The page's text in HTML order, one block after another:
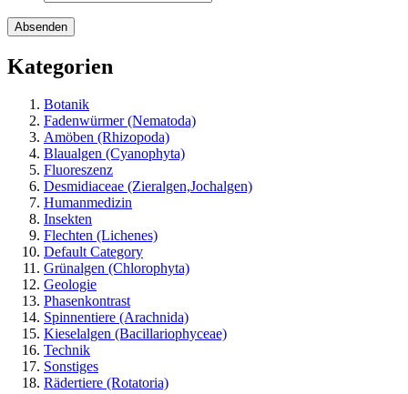
Kategorien
Botanik
Fadenwürmer (Nematoda)
Amöben (Rhizopoda)
Blaualgen (Cyanophyta)
Fluoreszenz
Desmidiaceae (Zieralgen,Jochalgen)
Humanmedizin
Insekten
Flechten (Lichenes)
Default Category
Grünalgen (Chlorophyta)
Geologie
Phasenkontrast
Spinnentiere (Arachnida)
Kieselalgen (Bacillariophyceae)
Technik
Sonstiges
Rädertiere (Rotatoria)